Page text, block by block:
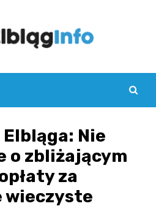
Elbląga: Nie
o zbliżającym
za
wieczyste